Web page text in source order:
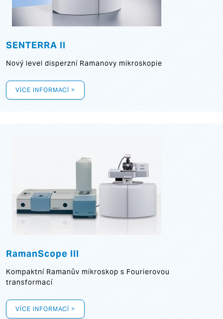
SENTERRA II
Nový level disperzní Ramanovy mikroskopie
VÍCE INFORMACÍ >
RamanScope III
Kompaktní Ramanův mikroskop s Fourierovou
transformací
VÍCE INFORMACÍ >